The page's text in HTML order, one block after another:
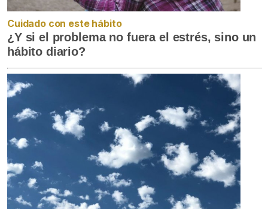
Cuidado con este hábito
¿Y si el problema no fuera el estrés, sino un
hábito diario?